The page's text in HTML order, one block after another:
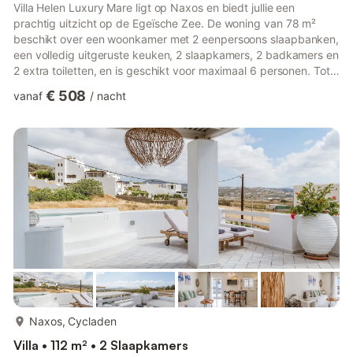
Villa Helen Luxury Mare ligt op Naxos en biedt jullie een
prachtig uitzicht op de Egeïsche Zee. De woning van 78 m²
beschikt over een woonkamer met 2 eenpersoons slaapbanken,
een volledig uitgeruste keuken, 2 slaapkamers, 2 badkamers en
2 extra toiletten, en is geschikt voor maximaal 6 personen. Tot
videogesprekken), tv, airconditioning en een wasmachine. Jullie
buitenruimte met onder andere een zwembad, jacuzzi, tuin,
open en overdekt terras. Het strand ligt vlakbij, zodat jullie
een...
vanaf € 508 / nacht
Naxos, Cycladen
Villa • 112 m² • 2 Slaapkamers